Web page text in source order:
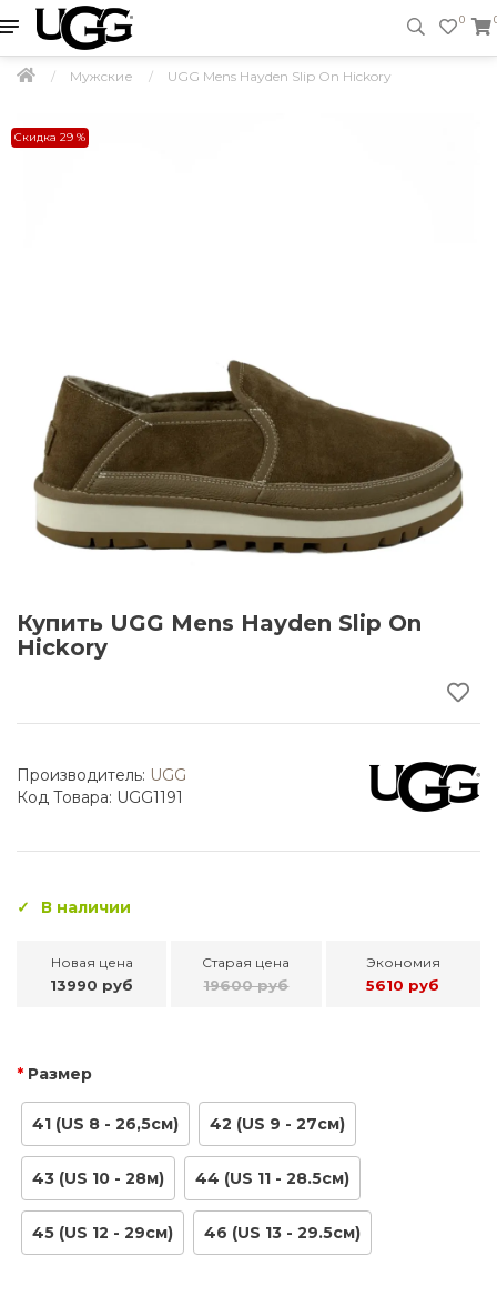
0
Мужские UGG Mens Hayden Slip On Hickory
Скидка 29 %
Купить UGG Mens Hayden Slip On
Hickory
Производитель: UGG
Код Товара: UGG1191
В наличии
Новая цена
13990 руб
Старая цена
19600 руб
Экономия
5610 руб
Размер
41 (US 8 - 26,5см) 42 (US 9 - 27см)
43 (US 10 - 28м) 44 (US 11 - 28.5см)
45 (US 12 - 29см) 46 (US 13 - 29.5см)